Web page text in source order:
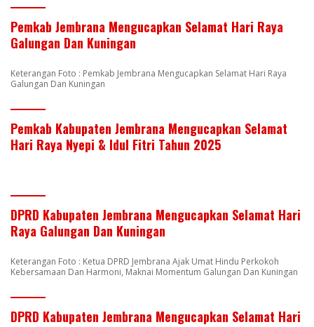
Pemkab Jembrana Mengucapkan Selamat Hari Raya
Galungan Dan Kuningan
Keterangan Foto : Pemkab Jembrana Mengucapkan Selamat Hari Raya
Galungan Dan Kuningan
Pemkab Kabupaten Jembrana Mengucapkan Selamat
Hari Raya Nyepi & Idul Fitri Tahun 2025
DPRD Kabupaten Jembrana Mengucapkan Selamat Hari
Raya Galungan Dan Kuningan
Keterangan Foto : Ketua DPRD Jembrana Ajak Umat Hindu Perkokoh
Kebersamaan Dan Harmoni, Maknai Momentum Galungan Dan Kuningan
DPRD Kabupaten Jembrana Mengucapkan Selamat Hari